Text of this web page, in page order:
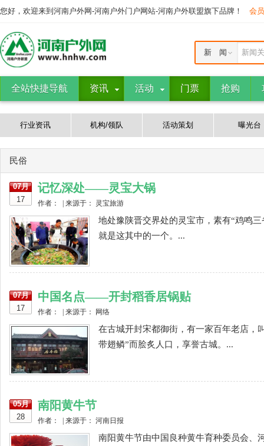
您好，欢迎来到河南户外网-河南户外门户网站-河南户外联盟旗下品牌！ 会
新闻
新 闻
全站快捷导航 资讯 活动 门票 抢购
行业资讯 机构/领队 活动策划 曝光台
民俗
07月
17
记忆深处——灵宝大锅
作者： | 来源于： 灵宝旅游
地处豫陕晋交界处的灵宝市，素有“鸡鸣
就是这其中的一个。...
07月
17
中国名点——开封稻香居锅贴
作者： | 来源于： 网络
在古城开封宋都御街，有一家百年老店，
带翅鳞”而脍炙人口，享誉古城。...
05月
28
南阳黄牛节
作者： | 来源于： 河南日报
南阳黄牛节由中国良种黄牛育种委员会、